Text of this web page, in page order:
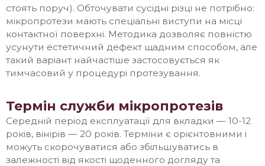
стоять поруч). Обточувати сусідні різці не потрібно:
мікропротези мають спеціальні виступи на місці
контактної поверхні. Методика дозволяє повністю
усунути естетичний дефект щадним способом, але
такий варіант найчастіше застосовується як
тимчасовий у процедурі протезування.
Термін служби мікропротезів
Середній період експлуатації для вкладки — 10-12
років, вінірів — 20 років. Терміни є орієнтовними і
можуть скорочуватися або збільшуватись в
залежності від якості щоденного догляду та